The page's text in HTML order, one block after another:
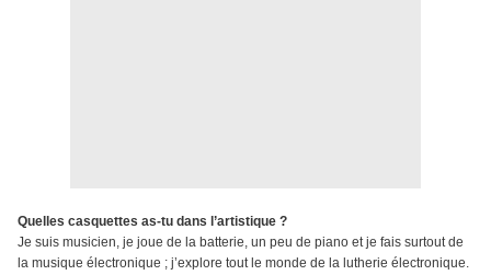
Quelles casquettes as-tu dans l’artistique ?
Je suis musicien, je joue de la batterie, un peu de piano et je fais surtout de
la musique électronique ; j’explore tout le monde de la lutherie électronique.